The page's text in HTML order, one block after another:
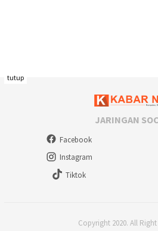
JARINGAN
Facebook
Instagram
Tiktok
Copyright 2020. All Right
tutup